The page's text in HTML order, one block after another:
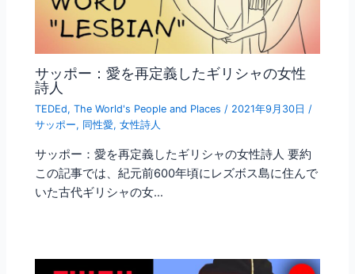
サッポー：愛を再定義したギリシャの女性
詩人
TEDEd,The World's People and Places / 2021年9月30日/
サッポー, 同性愛,女性詩人
サッポー：愛を再定義したギリシャの女性詩人 要約
この記事では、紀元前600年頃にレズボス島に住んで
いた古代ギリシャの女…